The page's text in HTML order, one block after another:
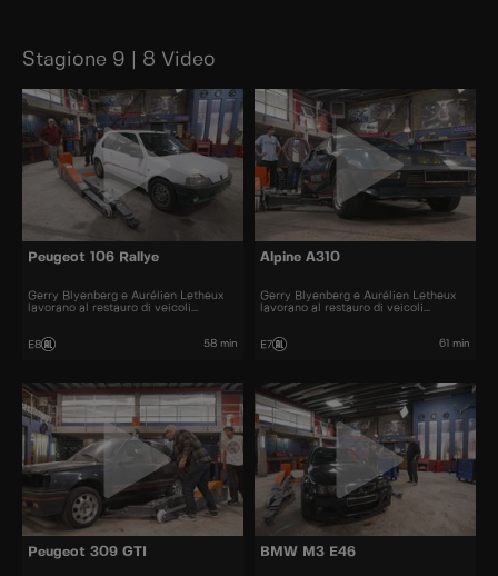
Stagione 9 | 8 Video
Peugeot 106 Rallye
Gerry Blyenberg e Aurélien Letheux
lavorano al restauro di veicoli
E8 58 min
Alpine A310
Gerry Blyenberg e Aurélien Letheux
lavorano al restauro di veicoli
E7 61 min
Peugeot 309 GTI BMW M3 E46